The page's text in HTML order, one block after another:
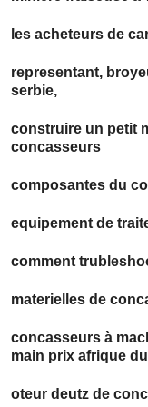
les acheteurs de
representant,
serbie,
construire un petit
concasseurs
composantes du
equipement de
comment
materielles de
concasseurs à
main prix afrique
oteur deutz de